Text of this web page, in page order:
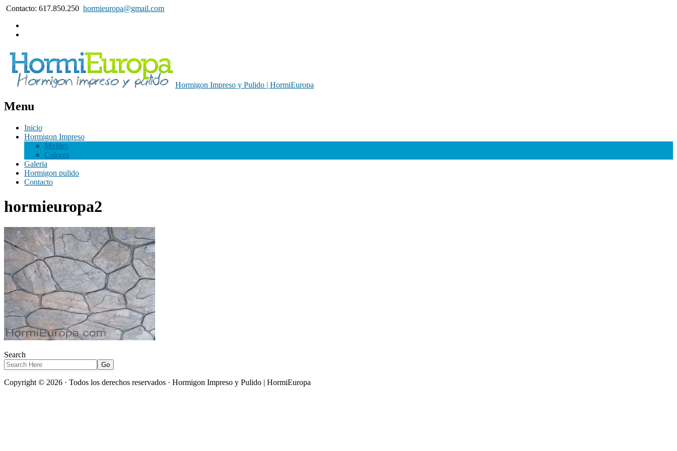
Contacto: 617.850.250 hormieuropa@gmail.com
Hormigon Impreso y Pulido | HormiEuropa
Menu
Inicio
Hormigon Impreso
Moldes
Colores
Galeria
Hormigon pulido
Contacto
hormieuropa2
Search
Copyright © 2026 · Todos los derechos reservados · Hormigon Impreso y Pulido | HormiEuropa